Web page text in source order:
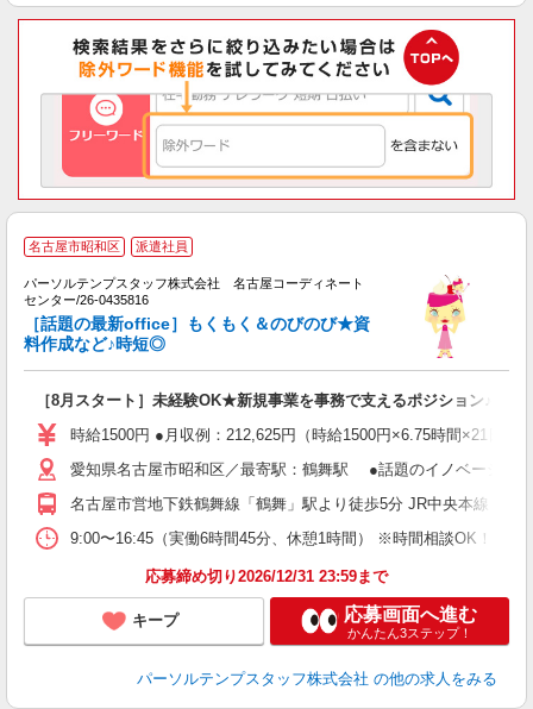
名古屋市昭和区 派遣社員
パーソルテンプスタッフ株式会社 名古屋コーディネート
センター/26-0435816
［話題の最新office］もくもく＆のびのび★資
料作成など♪時短◎
［8月スタート］未経験OK★新規事業を事務で支えるポジション♪鶴舞
時給1500円 ●月収例：212,625円（時給1500円×6.75時間×21日）
愛知県名古屋市昭和区／最寄駅：鶴舞駅 ●話題のイノベーショ
名古屋市営地下鉄鶴舞線「鶴舞」駅より徒歩5分 JR中央本線（名
9:00〜16:45（実働6時間45分、休憩1時間） ※時間相談OK！ ※
応募締め切り2026/12/31 23:59まで
キープ 応募画面へ進む
かんたん3ステップ！
パーソルテンプスタッフ株式会社 の他の求人をみる